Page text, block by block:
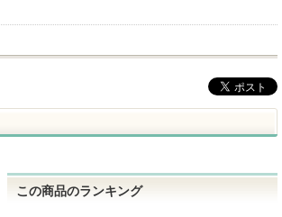
この商品のランキング